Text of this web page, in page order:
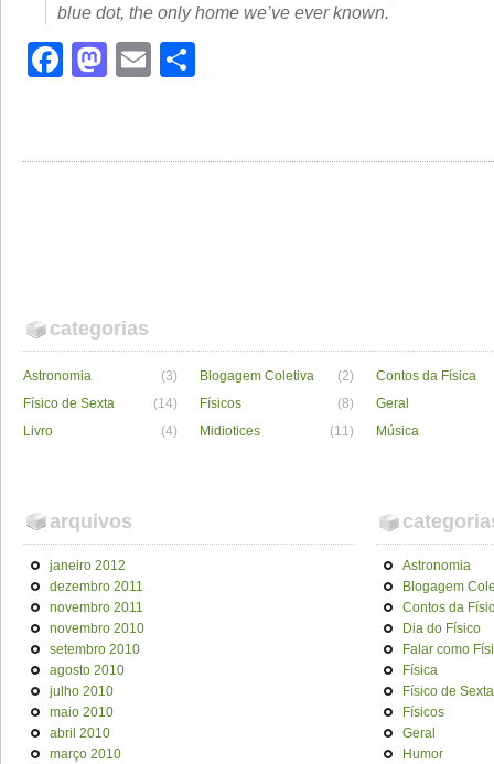
blue dot, the only home we’ve ever known.
Facebook
Mastodon
Email
categorias
Astronomia (3) Blogagem Coletiva (2)
Contos da Física
Físico de Sexta
(14) Físicos (8)
Geral
Livro
(4) Midiotices (11) Música
arquivos
janeiro 2012
dezembro 2011
novembro 2011
novembro 2010
setembro 2010
agosto 2010
julho 2010
maio 2010
abril 2010
março 2010
Astronomia
Blogagem
Contos da
Dia do Físico
Falar como
Física
Físico de Sexta
Físicos
Geral
Humor